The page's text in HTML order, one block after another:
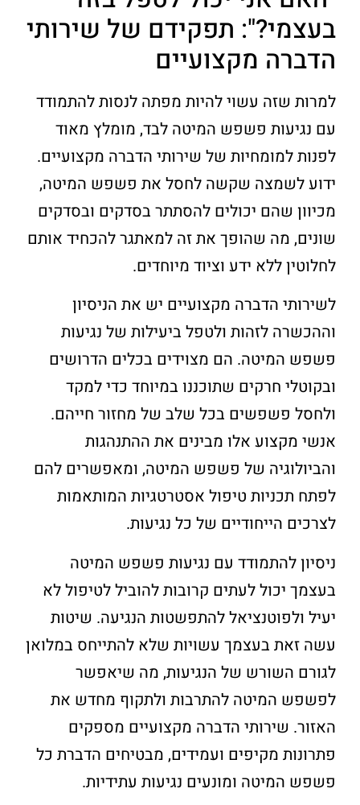
בעצמי?": תפקידם של שירותי
הדברה מקצועיים
למרות שזה עשוי להיות מפתה לנסות להתמודד
עם נגיעות פשפש המיטה לבד, מומלץ מאוד
לפנות למומחיות של שירותי הדברה מקצועיים.
ידוע לשמצה שקשה לחסל את פשפש המיטה,
מכיוון שהם יכולים להסתתר בסדקים ובסדקים
שונים, מה שהופך את זה למאתגר להכחיד אותם
לחלוטין ללא ידע וציוד מיוחדים.
לשירותי הדברה מקצועיים יש את הניסיון
וההכשרה לזהות ולטפל ביעילות של נגיעות
פשפש המיטה. הם מצוידים בכלים הדרושים
ובקוטלי חרקים שתוכננו במיוחד כדי למקד
ולחסל פשפשים בכל שלב של מחזור חייהם.
אנשי מקצוע אלו מבינים את ההתנהגות
והביולוגיה של פשפש המיטה, ומאפשרים להם
לפתח תכניות טיפול אסטרטגיות המותאמות
לצרכים הייחודיים של כל נגיעות.
ניסיון להתמודד עם נגיעות פשפש המיטה
בעצמך יכול לעתים קרובות להוביל לטיפול לא
יעיל ולפוטנציאל להתפשטות הנגיעה. שיטות
עשה זאת בעצמך עשויות שלא להתייחס במלואן
לגורם השורש של הנגיעות, מה שיאפשר
לפשפש המיטה להתרבות ולתקוף מחדש את
האזור. שירותי הדברה מקצועיים מספקים
פתרונות מקיפים ועמידים, מבטיחים הדברת כל
פשפש המיטה ומונעים נגיעות עתידיות.